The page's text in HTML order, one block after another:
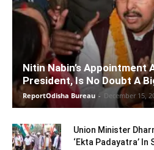
Nitin Nabin’s Appointment
President, Is No Doubt A
ReportOdisha Bureau - December 15,
Union Minister
‘Ekta Padayatra’ In